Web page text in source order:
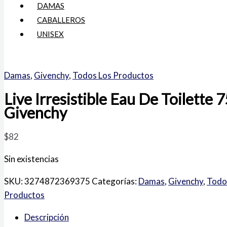
DAMAS
CABALLEROS
UNISEX
Damas, Givenchy, Todos Los Productos
Live Irresistible Eau De Toilette
Givenchy
$82
Sin existencias
SKU:3274872369375 Categorías:Damas, Givenchy,
Productos
Descripción